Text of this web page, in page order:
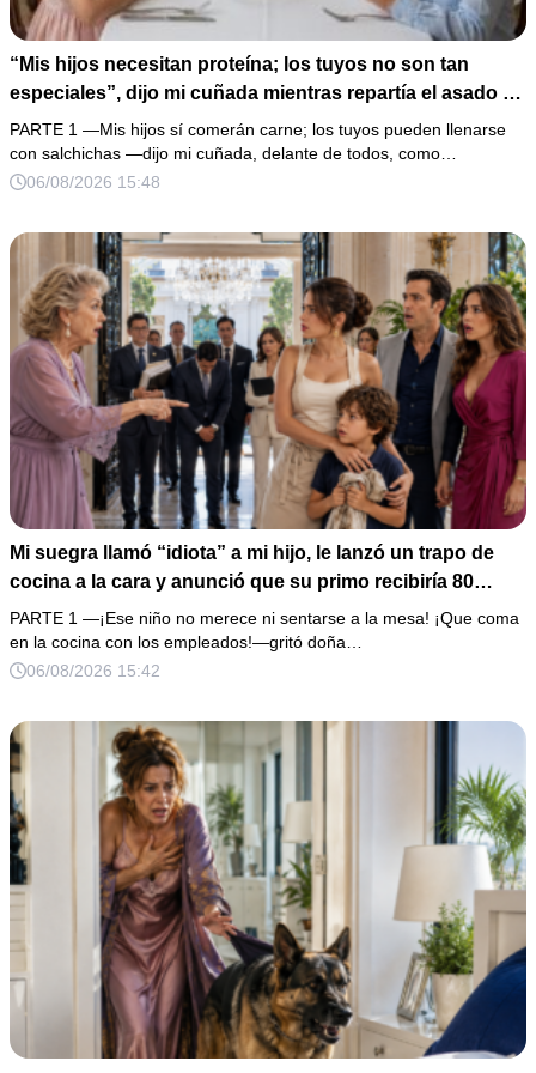
“Mis hijos necesitan proteína; los tuyos no son tan
especiales”, dijo mi cuñada mientras repartía el asado y
hacía llorar a mi hija. Mi esposo me pidió que no armara
un escándalo, así que guardé silencio, terminé un pastel
de boda de 8,000 pesos y coloqué sobre la mesa un
PARTE 1 —Mis hijos sí comerán carne; los tuyos pueden llenarse
con salchichas —dijo mi cuñada, delante de todos, como…
06/08/2026 15:48
Mi suegra llamó “idiota” a mi hijo, le lanzó un trapo de
cocina a la cara y anunció que su primo recibiría 80
millones y el 50% de las acciones: “Aprende cuál es tu
lugar”. Permanecí en silencio hasta que terminaron de
firmar; entonces mostré una grabación y alguien llamó a
PARTE 1 —¡Ese niño no merece ni sentarse a la mesa! ¡Que coma
en la cocina con los empleados!—gritó doña…
06/08/2026 15:42